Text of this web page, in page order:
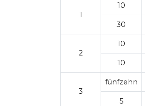
1
10
30
2
10
10
3
fünfzehn
5